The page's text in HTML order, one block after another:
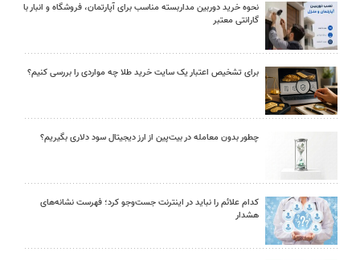
نحوه خرید دوربین مداربسته مناسب برای آپارتمان، فروشگاه و انبار با
گارانتی معتبر
برای تشخیص اعتبار یک سایت خرید طلا چه مواردی را بررسی کنیم؟
چطور بدون معامله در بیت‌پین از ارز دیجیتال سود دلاری بگیریم؟
کدام علائم را نباید در اینترنت جست‌وجو کرد؛ فهرست نشانه‌های
هشدار